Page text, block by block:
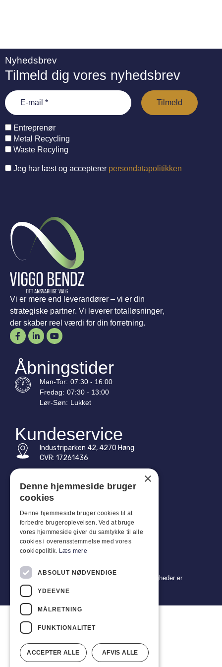
Nyhedsbrev
Tilmeld dig vores nyhedsbrev
Entreprenør
Metal Recycling
Waste Recyling
Jeg har læst og accepterer persondatapolitikken
Vi er mere end leverandører – vi er din
strategiske partner. Vi leverer totalløsninger,
der skaber reel værdi for din forretning.
Åbningstider
Man-Tor: 07:30 - 16:00
Fredag: 07:30 - 13:00
Lør-Søn: Lukket
Kundeservice
Industriparken 42, 4270 Høng
CVR: 17261436
E-mail: vb@viggobendz.dk
Quicklinks
Persondatapolitik
Salgs- og leveringsbetingelser
Copyright 2024 © Viggo Bendz. Alle rettigheder er
×
Denne hjemmeside bruger
cookies
Denne hjemmeside bruger cookies til at
forbedre brugeroplevelsen. Ved at bruge
vores hjemmeside giver du samtykke til alle
cookies i overensstemmelse med vores
cookiepolitik. Læs mere
ABSOLUT NØDVENDIGE
YDEEVNE
MÅLRETNING
FUNKTIONALITET
ACCEPTER ALLE AFVIS ALLE